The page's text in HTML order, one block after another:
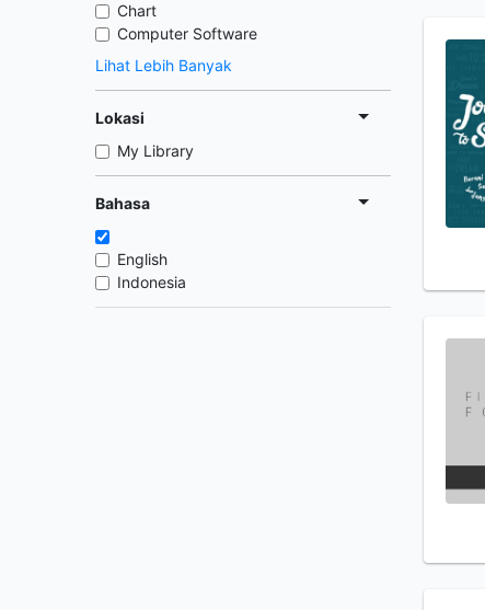
Chart
Computer Software
Lihat Lebih Banyak
Lokasi
My Library
Bahasa
English
Indonesia